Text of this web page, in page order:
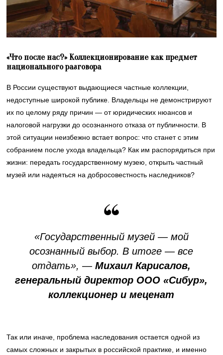
«Что после нас?»Коллекционирование как предмет
национального разговора
В России существуют выдающиеся частные коллекции,
недоступные широкой публике. Владельцы не демонстрируют
их по целому ряду причин — от юридических нюансов и
налоговой нагрузки до осознанного отказа от публичности. В
этой ситуации неизбежно встает вопрос: что станет с этим
собранием после ухода владельца? Как им распорядиться при
жизни: передать государственному музею, открыть частный
музей или надеяться на добросовестность наследников?
«Государственный музей — мой
осознанный выбор. В итоге — все
отдать», —Михаил Карисалов,
генеральный директор ООО «Сибур»,
коллекционер и меценат
Так или иначе, проблема наследования остается одной из
самых сложных и закрытых в российской практике, и именно